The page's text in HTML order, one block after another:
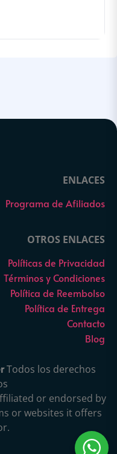
ENLACES
Programa de Afiliados
OTROS ENLACES
Políticas de Privacidad
Términos y Condiciones
Política de Reembolso
Política de Entrega
Contacto
Blog
Todos los derechos
or endorsed by
or websites it offers